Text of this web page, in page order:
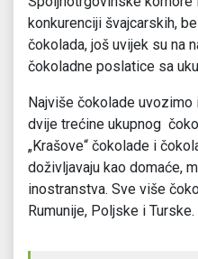
konkurenciji švajcarskih,
čokolada, još uvijek su na
čokoladne poslatice sa
Najviše čokolade
dvije trećine ukupnog
„Krašove“ čokolade i
doživljavaju kao domaće,
inostranstva. Sve više
Rumunije, Poljske i Turske.